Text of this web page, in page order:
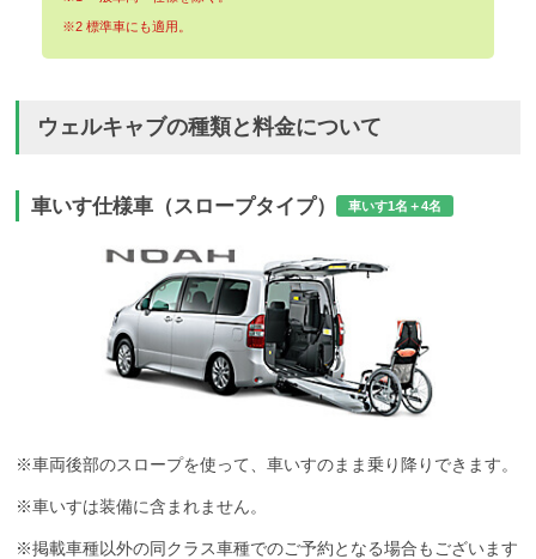
※2 標準車にも適用。
ウェルキャブの種類と料金について
車いす仕様車（スロープタイプ） 車いす1名＋4名
※車両後部のスロープを使って、車いすのまま乗り降りできます。
※車いすは装備に含まれません。
※掲載車種以外の同クラス車種でのご予約となる場合もございます